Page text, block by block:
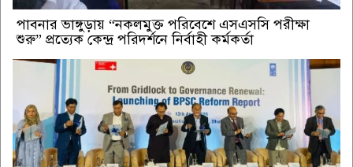
পাবনার ভাঙ্গুড়ায় “নকলমুক্ত পরিবেশে এসএসসি পরীক্ষা
শুরু” প্রত্যেক কেন্দ্র পরিদর্শনে নির্বাহী কর্মকর্তা